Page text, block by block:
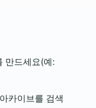
만드세요(예:
카이브를 검색